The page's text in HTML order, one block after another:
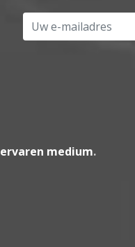
Uw e-mailadres
ervaren medium.